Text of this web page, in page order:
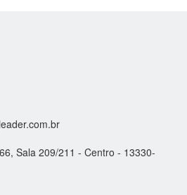
Sala 209/211 - Centro - 13330-